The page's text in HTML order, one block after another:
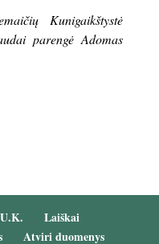
Kunigaikštystė
parengė Adomas
Laiškai
Atviri duomenys